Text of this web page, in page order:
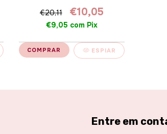
€20,11 €10,05
€9,05 com Pix
ESPIAR
Entre em